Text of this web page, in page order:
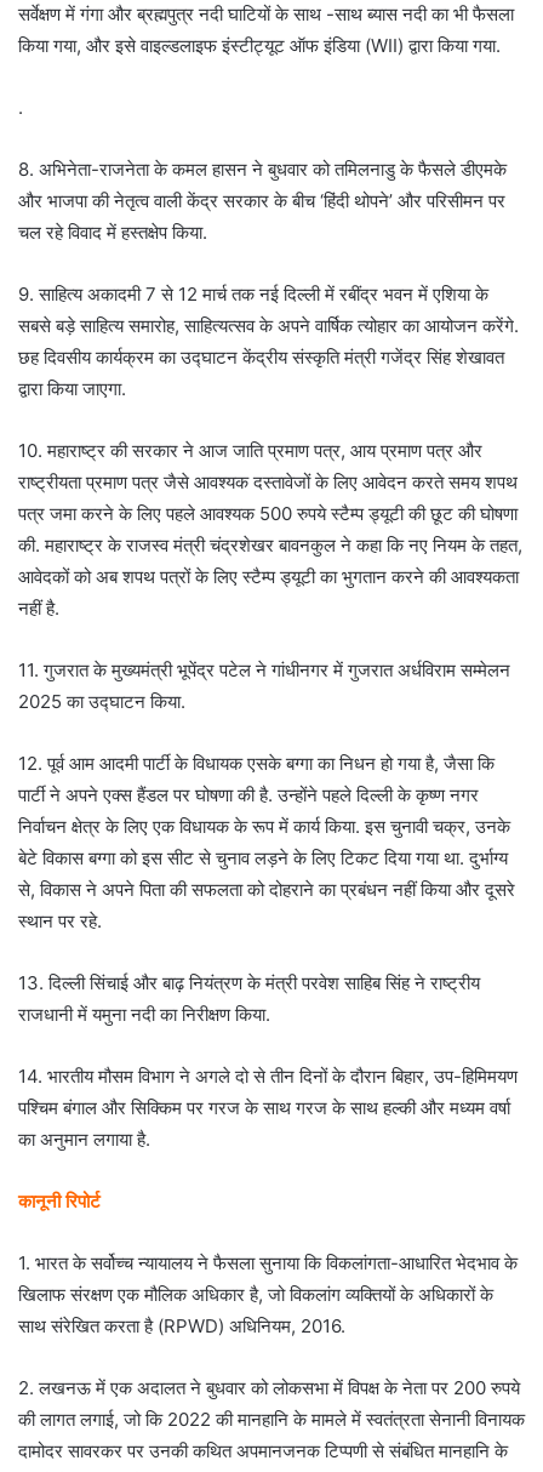
सर्वेक्षण में गंगा और ब्रह्मपुत्र नदी घाटियों के साथ -साथ ब्यास नदी का भी फैसला
किया गया, और इसे वाइल्डलाइफ इंस्टीट्यूट ऑफ इंडिया (WII) द्वारा किया गया.
.
8. अभिनेता-राजनेता के कमल हासन ने बुधवार को तमिलनाडु के फैसले डीएमके
और भाजपा की नेतृत्व वाली केंद्र सरकार के बीच ‘हिंदी थोपने’ और परिसीमन पर
चल रहे विवाद में हस्तक्षेप किया.
9. साहित्य अकादमी 7 से 12 मार्च तक नई दिल्ली में रबींद्र भवन में एशिया के
सबसे बड़े साहित्य समारोह, साहित्यत्सव के अपने वार्षिक त्योहार का आयोजन करेंगे.
छह दिवसीय कार्यक्रम का उद्घाटन केंद्रीय संस्कृति मंत्री गजेंद्र सिंह शेखावत
द्वारा किया जाएगा.
10. महाराष्ट्र की सरकार ने आज जाति प्रमाण पत्र, आय प्रमाण पत्र और
राष्ट्रीयता प्रमाण पत्र जैसे आवश्यक दस्तावेजों के लिए आवेदन करते समय शपथ
पत्र जमा करने के लिए पहले आवश्यक 500 रुपये स्टैम्प ड्यूटी की छूट की घोषणा
की. महाराष्ट्र के राजस्व मंत्री चंद्रशेखर बावनकुल ने कहा कि नए नियम के तहत,
आवेदकों को अब शपथ पत्रों के लिए स्टैम्प ड्यूटी का भुगतान करने की आवश्यकता
नहीं है.
11. गुजरात के मुख्यमंत्री भूपेंद्र पटेल ने गांधीनगर में गुजरात अर्धविराम सम्मेलन
2025 का उद्घाटन किया.
12. पूर्व आम आदमी पार्टी के विधायक एसके बग्गा का निधन हो गया है, जैसा कि
पार्टी ने अपने एक्स हैंडल पर घोषणा की है. उन्होंने पहले दिल्ली के कृष्ण नगर
निर्वाचन क्षेत्र के लिए एक विधायक के रूप में कार्य किया. इस चुनावी चक्र, उनके
बेटे विकास बग्गा को इस सीट से चुनाव लड़ने के लिए टिकट दिया गया था. दुर्भाग्य
से, विकास ने अपने पिता की सफलता को दोहराने का प्रबंधन नहीं किया और दूसरे
स्थान पर रहे.
13. दिल्ली सिंचाई और बाढ़ नियंत्रण के मंत्री परवेश साहिब सिंह ने राष्ट्रीय
राजधानी में यमुना नदी का निरीक्षण किया.
14. भारतीय मौसम विभाग ने अगले दो से तीन दिनों के दौरान बिहार, उप-हिमिमयण
पश्चिम बंगाल और सिक्किम पर गरज के साथ गरज के साथ हल्की और मध्यम वर्षा
का अनुमान लगाया है.
कानूनी रिपोर्ट
1. भारत के सर्वोच्च न्यायालय ने फैसला सुनाया कि विकलांगता-आधारित भेदभाव के
खिलाफ संरक्षण एक मौलिक अधिकार है, जो विकलांग व्यक्तियों के अधिकारों के
साथ संरेखित करता है (RPWD) अधिनियम, 2016.
2. लखनऊ में एक अदालत ने बुधवार को लोकसभा में विपक्ष के नेता पर 200 रुपये
की लागत लगाई, जो कि 2022 की मानहानि के मामले में स्वतंत्रता सेनानी विनायक
दामोदर सावरकर पर उनकी कथित अपमानजनक टिप्पणी से संबंधित मानहानि के